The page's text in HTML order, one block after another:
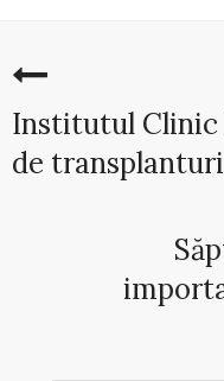
Institutul Clinic
de